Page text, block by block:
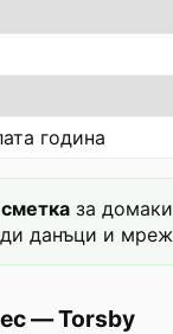
година
за
данъци и
—Torsby